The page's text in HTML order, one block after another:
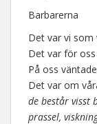
Barbarerna
Det var vi som
Det var för
På oss
Det var om
de består visst
prassel,